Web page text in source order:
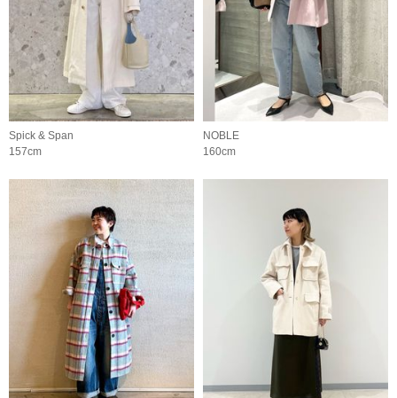
Spick & Span
157cm
NOBLE
160cm